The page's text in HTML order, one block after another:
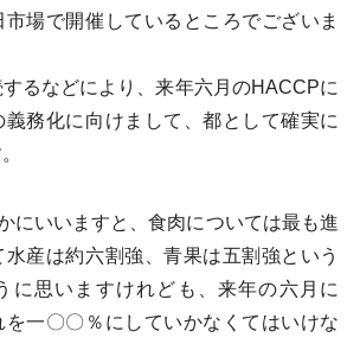
市場で開催しているところでございま
るなどにより、来年六月のHACCPに
務化に向けまして、都として確実に
いいますと、食肉については最も進
水産は約六割強、青果は五割強という
に思いますけれども、来年の六月に
を一〇〇％にしていかなくてはいけな